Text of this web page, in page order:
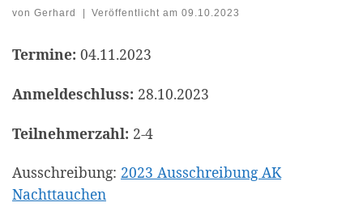
von Gerhard Veröffentlicht am09.10.2023
Termine: 04.11.2023
Anmeldeschluss: 28.10.2023
Teilnehmerzahl: 2-4
Ausschreibung: 2023 Ausschreibung AK
Nachttauchen